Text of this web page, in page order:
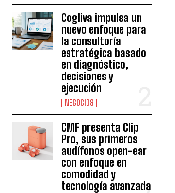
Cogliva impulsa un
nuevo enfoque para
la consultoría
estratégica basado
en diagnóstico,
decisiones y
ejecución
NEGOCIOS
CMF presenta Clip
Pro, sus primeros
audífonos open-ear
con enfoque en
comodidad y
tecnología avanzada